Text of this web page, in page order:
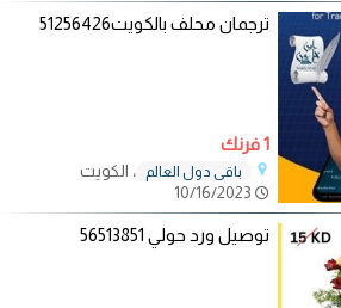
ترجمان محلف بالكويت51256426
1 فرنك
باقي دول العالم
، الكويت
توصيل ورد حولي 56513851